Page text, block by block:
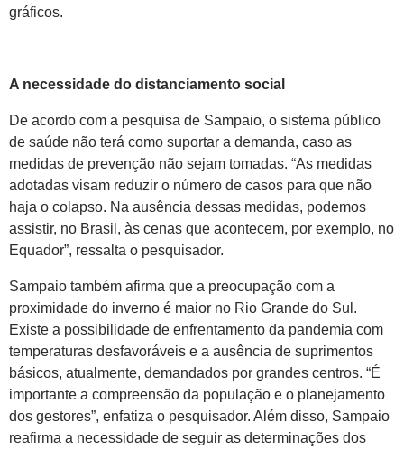
gráficos.
A necessidade do distanciamento social
De acordo com a pesquisa de Sampaio, o sistema público
de saúde não terá como suportar a demanda, caso as
medidas de prevenção não sejam tomadas. “As medidas
adotadas visam reduzir o número de casos para que não
haja o colapso. Na ausência dessas medidas, podemos
assistir, no Brasil, às cenas que acontecem, por exemplo, no
Equador”, ressalta o pesquisador.
Sampaio também afirma que a preocupação com a
proximidade do inverno é maior no Rio Grande do Sul.
Existe a possibilidade de enfrentamento da pandemia com
temperaturas desfavoráveis e a ausência de suprimentos
básicos, atualmente, demandados por grandes centros. “É
importante a compreensão da população e o planejamento
dos gestores”, enfatiza o pesquisador. Além disso, Sampaio
reafirma a necessidade de seguir as determinações dos